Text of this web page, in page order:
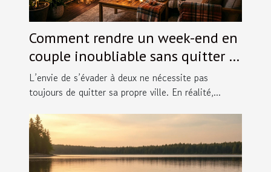
Comment rendre un week-end en
couple inoubliable sans quitter la
ville ?
L’envie de s’évader à deux ne nécessite pas
toujours de quitter sa propre ville. En réalité,...